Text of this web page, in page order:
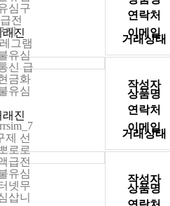
연락처
이메일
심구
전
진
거래상태
작성자
연락처
이메일
제
그램
유심
신 급
금화
유심
진
상품명
거래상태
작성자
제 선
로로
급전
유심
넷무
삽니
상품명